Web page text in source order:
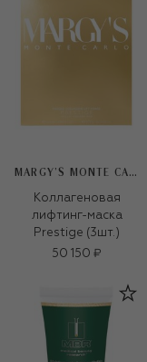
MARGY’S MONTE CARLO
Коллагеновая
лифтинг-маска
Prestige (3шт.)
50 150 ₽